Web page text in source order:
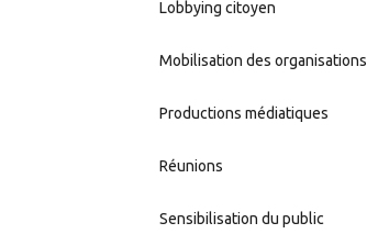
Lobbying citoyen
Mobilisation des organisations
Productions médiatiques
Réunions
Sensibilisation du public